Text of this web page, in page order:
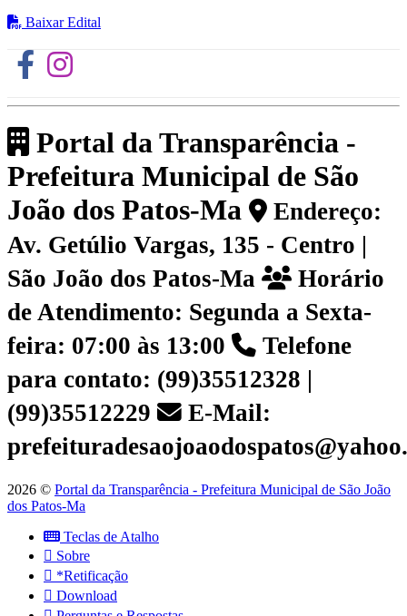
Baixar Edital
Portal da Transparência -
Prefeitura Municipal de São
João dos Patos-Ma
Endereço:
Av. Getúlio Vargas, 135 - Centro |
São João dos Patos-Ma
Horário
de Atendimento: Segunda a Sexta-
feira: 07:00 às 13:00
Telefone
para contato: (99)35512328 |
(99)35512229
E-Mail:
2026 © Portal da Transparência - Prefeitura Municipal de São João
dos Patos-Ma
Teclas de Atalho
Sobre
*Retificação
Download